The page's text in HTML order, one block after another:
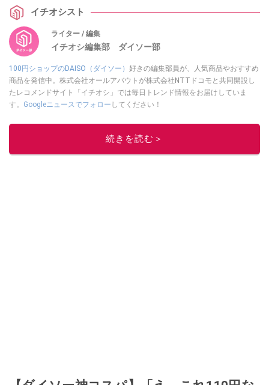
イチオシスト
ライター / 編集
イチオシ編集部 ダイソー部
100円ショップのDAISO（ダイソー） 好きの編集部員が、人気商品やおすすめ
商品を発信中。株式会社オールアバウトが株式会社NTTドコモと共同開設し
たレコメンドサイト「イチオシ」では毎日トレンド情報をお届けしていま
す。 Googleニュースでフォロー してください！
このイチオシストの他の記事を読む
続きを読む＞